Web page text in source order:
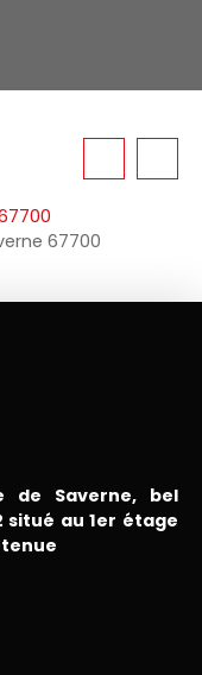
67700
de Saverne, bel
situé au 1er étage